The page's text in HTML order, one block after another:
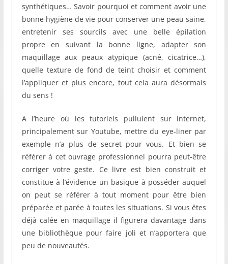
synthétiques… Savoir pourquoi et comment avoir une
bonne hygiène de vie pour conserver une peau saine,
entretenir ses sourcils avec une belle épilation
propre en suivant la bonne ligne, adapter son
maquillage aux peaux atypique (acné, cicatrice…),
quelle texture de fond de teint choisir et comment
l’appliquer et plus encore, tout cela aura désormais
du sens !
A l’heure où les tutoriels pullulent sur internet,
principalement sur Youtube, mettre du eye-liner par
exemple n’a plus de secret pour vous. Et bien se
référer à cet ouvrage professionnel pourra peut-être
corriger votre geste. Ce livre est bien construit et
constitue à l’évidence un basique à posséder auquel
on peut se référer à tout moment pour être bien
préparée et parée à toutes les situations. Si vous êtes
déjà calée en maquillage il figurera davantage dans
une bibliothèque pour faire joli et n’apportera que
peu de nouveautés.